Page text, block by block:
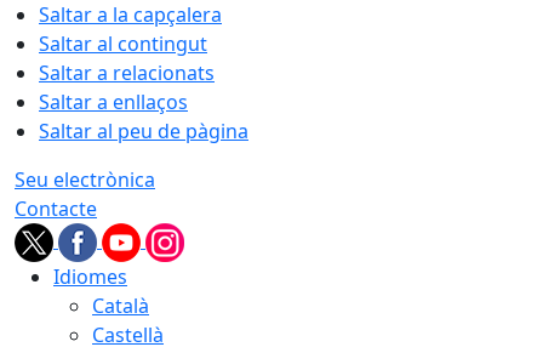
Saltar a la capçalera
Saltar al contingut
Saltar a relacionats
Saltar a enllaços
Saltar al peu de pàgina
Seu electrònica
Contacte
Idiomes
Català
Castellà